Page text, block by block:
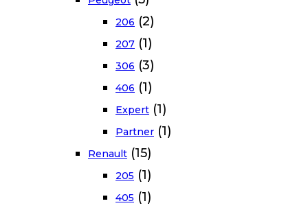
206 (2)
207 (1)
306 (3)
406 (1)
Expert (1)
Partner (1)
Renault (15)
205 (1)
405 (1)